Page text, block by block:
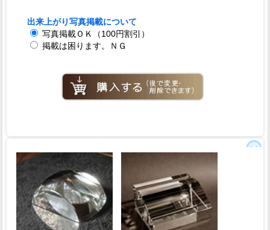
出来上がり写真掲載について
写真掲載ＯＫ（100円割引）
掲載は困ります。ＮＧ